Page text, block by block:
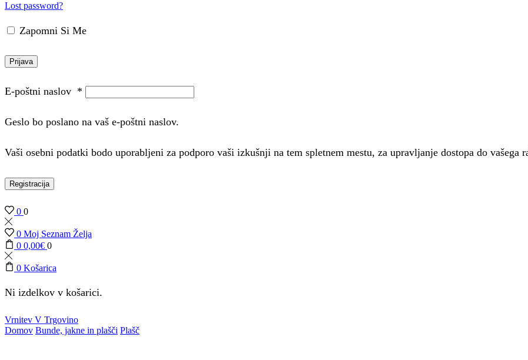
Lost password?
Zapomni Si Me
Prijava
E-poštni naslov *
Geslo bo poslano na vaš e-poštni naslov.
Vaši osebni podatki bodo uporabljeni za podporo vaši izkušnji na tem spletnem mestu, za upravljanje dostopa do vašega
Registracija
0 0
0 Moj Seznam Želja
0 0,00€ 0
0 Košarica
Ni izdelkov v košarici.
Vrnitev V Trgovino
Domov Bunde, jakne in plašči Plašč